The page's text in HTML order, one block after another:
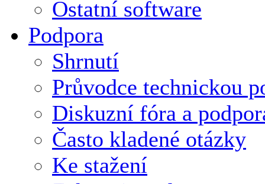
Ostatní software
Podpora
Shrnutí
Průvodce technickou
Diskuzní fóra a
Často kladené otázky
Ke stažení